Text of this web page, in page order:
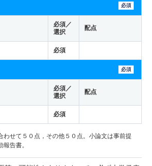
必須
必須／
選択
配点
必須
必須
必須／
選択
配点
必須
せて５０点，その他５０点。小論文は事前提
告書。